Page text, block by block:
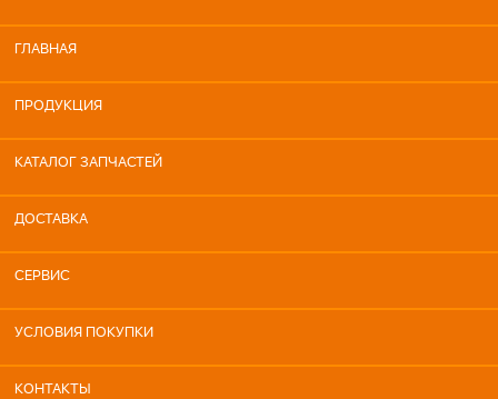
ГЛАВНАЯ
ПРОДУКЦИЯ
КАТАЛОГ ЗАПЧАСТЕЙ
ДОСТАВКА
СЕРВИС
УСЛОВИЯ ПОКУПКИ
КОНТАКТЫ